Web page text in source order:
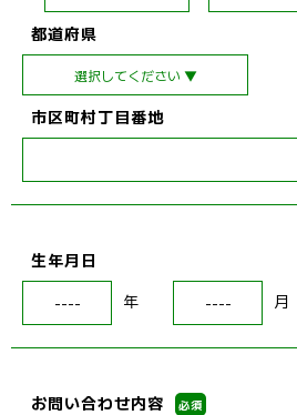
都道府県
市区町村丁目番地
生年月日
年
月
お問い合わせ内容 必須